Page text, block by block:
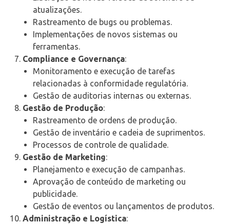
atualizações.
Rastreamento de bugs ou problemas.
Implementações de novos sistemas ou
ferramentas.
Compliance e Governança:
Monitoramento e execução de tarefas
relacionadas à conformidade regulatória.
Gestão de auditorias internas ou externas.
Gestão de Produção:
Rastreamento de ordens de produção.
Gestão de inventário e cadeia de suprimentos.
Processos de controle de qualidade.
Gestão de Marketing:
Planejamento e execução de campanhas.
Aprovação de conteúdo de marketing ou
publicidade.
Gestão de eventos ou lançamentos de produtos.
Administração e Logística: